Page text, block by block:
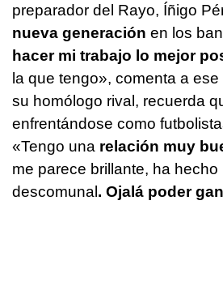
preparador del Rayo, Íñigo
nueva generación en los
hacer mi trabajo lo mejor
la que tengo», comenta a
su homólogo rival, recuerda
enfrentándose como
«Tengo una relación muy
me parece brillante, ha
descomunal. Ojalá poder